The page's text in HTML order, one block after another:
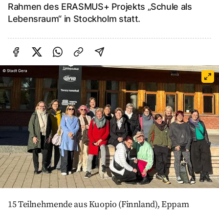
Rahmen des ERASMUS+ Projekts „Schule als
Lebensraum“ in Stockholm statt.
Auf Facebook teilen
Auf Twitter teilen
Per Link teilen
shareViaEmail
© Stadt Gera
15 Teilnehmende aus Kuopio (Finnland), Eppam